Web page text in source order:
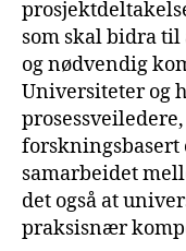
som skal bidra
og nødvendig
Universiteter og
forskningsbasert
samarbeidet
det også at
praksisnær